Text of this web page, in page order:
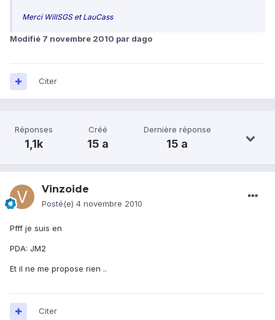
Merci WillSGS et LauCass
Modifié 7 novembre 2010 par dago
Citer
Réponses
1,1k
Créé
15 a
Dernière réponse
15 a
Vinzoide
Posté(e) 4 novembre 2010
Pfff je suis en
PDA: JM2
Et il ne me propose rien ..
Citer